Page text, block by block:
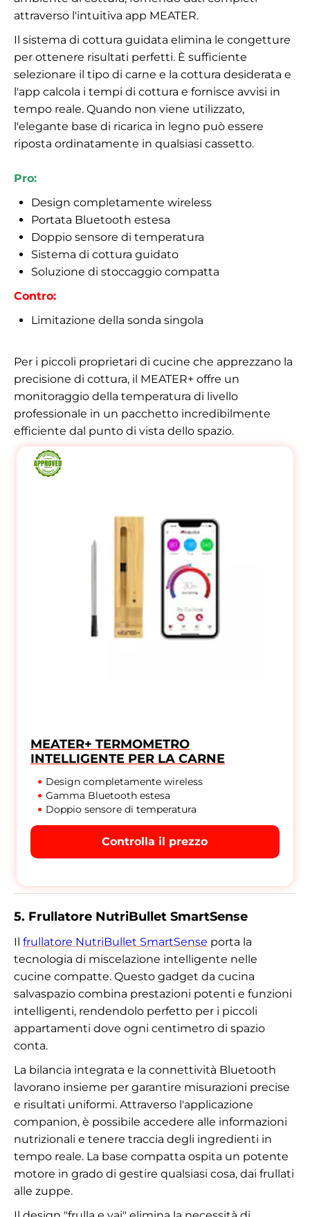
attraverso l'intuitiva app MEATER.
Il sistema di cottura guidata elimina le congetture
per ottenere risultati perfetti. È sufficiente
selezionare il tipo di carne e la cottura desiderata e
l'app calcola i tempi di cottura e fornisce avvisi in
tempo reale. Quando non viene utilizzato,
l'elegante base di ricarica in legno può essere
riposta ordinatamente in qualsiasi cassetto.
Pro:
Design completamente wireless
Portata Bluetooth estesa
Doppio sensore di temperatura
Sistema di cottura guidato
Soluzione di stoccaggio compatta
Contro:
Limitazione della sonda singola
Per i piccoli proprietari di cucine che apprezzano la
precisione di cottura, il MEATER+ offre un
monitoraggio della temperatura di livello
professionale in un pacchetto incredibilmente
efficiente dal punto di vista dello spazio.
MEATER+ TERMOMETRO
INTELLIGENTE PER LA CARNE
Design completamente wireless
Gamma Bluetooth estesa
Doppio sensore di temperatura
Controlla il prezzo
5. Frullatore NutriBullet SmartSense
Il frullatore NutriBullet SmartSense porta la
tecnologia di miscelazione intelligente nelle
cucine compatte. Questo gadget da cucina
salvaspazio combina prestazioni potenti e funzioni
intelligenti, rendendolo perfetto per i piccoli
appartamenti dove ogni centimetro di spazio
conta.
La bilancia integrata e la connettività Bluetooth
lavorano insieme per garantire misurazioni precise
e risultati uniformi. Attraverso l'applicazione
companion, è possibile accedere alle informazioni
nutrizionali e tenere traccia degli ingredienti in
tempo reale. La base compatta ospita un potente
motore in grado di gestire qualsiasi cosa, dai frullati
alle zuppe.